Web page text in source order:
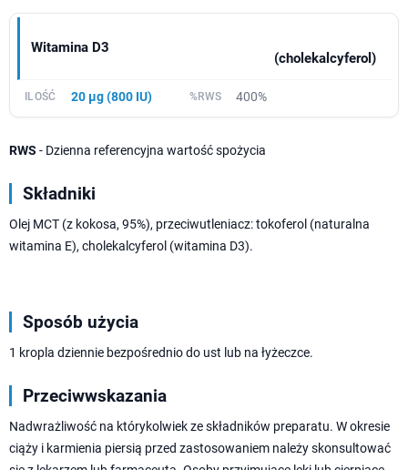
Witamina D3
(cholekalcyferol)
20 µg (800 IU) 400%
RWS - Dzienna referencyjna wartość spożycia
Składniki
Olej MCT (z kokosa, 95%), przeciwutleniacz: tokoferol (naturalna
witamina E), cholekalcyferol (witamina D3).
Sposób użycia
1 kropla dziennie bezpośrednio do ust lub na łyżeczce.
Przeciwwskazania
Nadwrażliwość na którykolwiek ze składników preparatu. W okresie
ciąży i karmienia piersią przed zastosowaniem należy skonsultować